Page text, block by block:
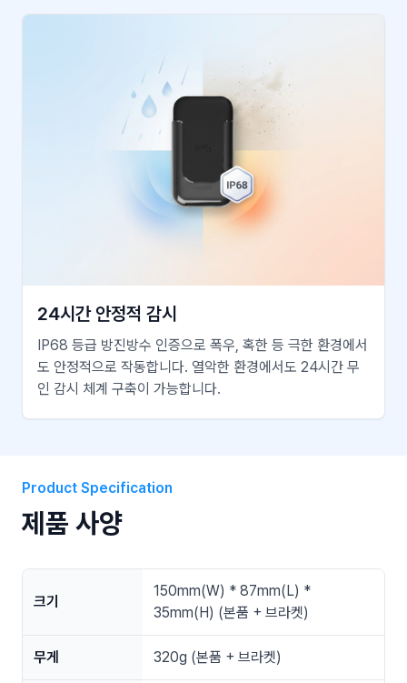
24시간 안정적 감시
IP68 등급 방진방수 인증으로 폭우, 혹한 등 극한 환경에서
도 안정적으로 작동합니다. 열악한 환경에서도 24시간 무
인 감시 체계 구축이 가능합니다.
Product Specification
제품 사양
크기
150mm(W) * 87mm(L) *
35mm(H) (본품 + 브라켓)
무게 320g (본품 + 브라켓)